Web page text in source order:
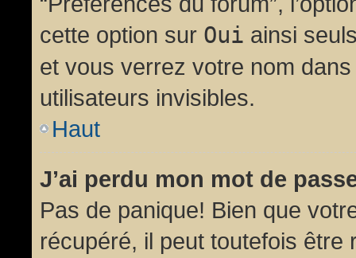
cette option sur Oui ainsi
et vous verrez votre nom
utilisateurs invisibles.
Haut
J’ai perdu mon mot de
Pas de panique! Bien que
récupéré, il peut toutefois être